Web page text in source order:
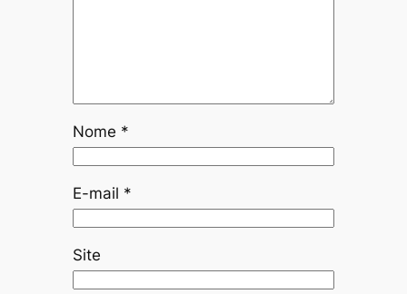
Nome *
E-mail *
Site